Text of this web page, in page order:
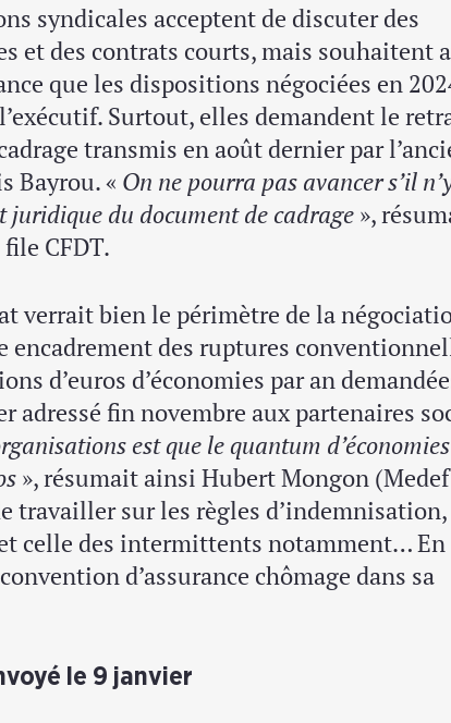
syndicales acceptent de discuter des
et des contrats courts, mais souhaitent
que les dispositions négociées en
Surtout, elles demandent le
transmis en août dernier par
Bayrou. « On ne pourra pas avancer s’il
du document de cadrage »,
CFDT.
verrait bien le périmètre de la
encadrement des ruptures
d’euros d’économies par an
adressé fin novembre aux partenaires
est que le quantum d’économies
», résumait ainsi Hubert Mongon
travailler sur les règles
celle des intermittents notamment… En
d’assurance chômage dans sa
le 9 janvier